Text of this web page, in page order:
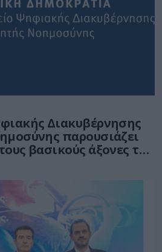
Διακυβέρνησης
παρουσιάζει
βασικούς άξονες του
Προγράμματος